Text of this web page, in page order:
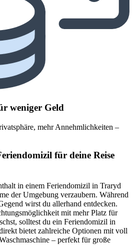
weniger Geld
mehr Annehmlichkeiten –
für deine Reise
in einem Feriendomizil in Traryd
der Umgebung verzaubern. Während
wirst du allerhand entdecken.
mit mehr Platz für
solltest du ein Feriendomizil in
bietet zahlreiche Optionen mit voll
– perfekt für große